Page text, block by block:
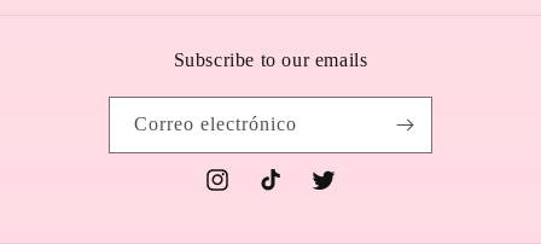
Subscribe to our emails
Correo electrónico
InstagramTikTok Twitter